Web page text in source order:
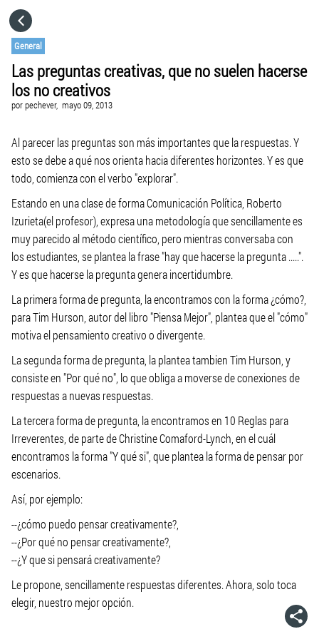
General
Las preguntas creativas, que no suelen hacerse
los no creativos
porpechever, mayo 09, 2013
Al parecer las preguntas son más importantes que la respuestas. Y
esto se debe a qué nos orienta hacia diferentes horizontes. Y es que
todo, comienza con el verbo "explorar".
Estando en una clase de forma Comunicación Política, Roberto
Izurieta(el profesor), expresa una metodología que sencillamente es
muy parecido al método científico, pero mientras conversaba con
los estudiantes, se plantea la frase "hay que hacerse la pregunta .....".
Y es que hacerse la pregunta genera incertidumbre.
La primera forma de pregunta, la encontramos con la forma ¿cómo?,
para Tim Hurson, autor del libro "Piensa Mejor", plantea que el "cómo"
motiva el pensamiento creativo o divergente.
La segunda forma de pregunta, la plantea tambien Tim Hurson, y
consiste en "Por qué no", lo que obliga a moverse de conexiones de
respuestas a nuevas respuestas.
La tercera forma de pregunta, la encontramos en 10 Reglas para
Irreverentes, de parte de Christine Comaford-Lynch, en el cuál
encontramos la forma "Y qué si", que plantea la forma de pensar por
escenarios.
Así, por ejemplo:
--¿cómo puedo pensar creativamente?,
--¿Por qué no pensar creativamente?,
--¿Y que si pensará creativamente?
Le propone, sencillamente respuestas diferentes. Ahora, solo toca
elegir, nuestro mejor opción.
CATEGORÍAS
VISITA EL SITIO WEB